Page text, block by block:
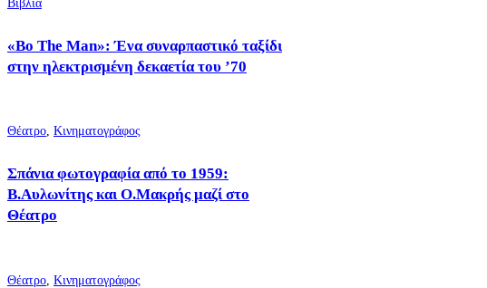
Βιβλία
«Bo The Man»: Ένα συναρπαστικό ταξίδι
στην ηλεκτρισμένη δεκαετία του ’70
Θέατρο, Κινηματογράφος
Σπάνια φωτογραφία από το 1959:
Β.Αυλωνίτης και Ο.Μακρής μαζί στο
Θέατρο
Θέατρο Κινηματογράφος